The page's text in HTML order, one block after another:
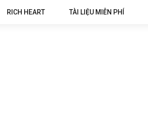
RICH HEART TÀI LIỆU MIỄN PHÍ